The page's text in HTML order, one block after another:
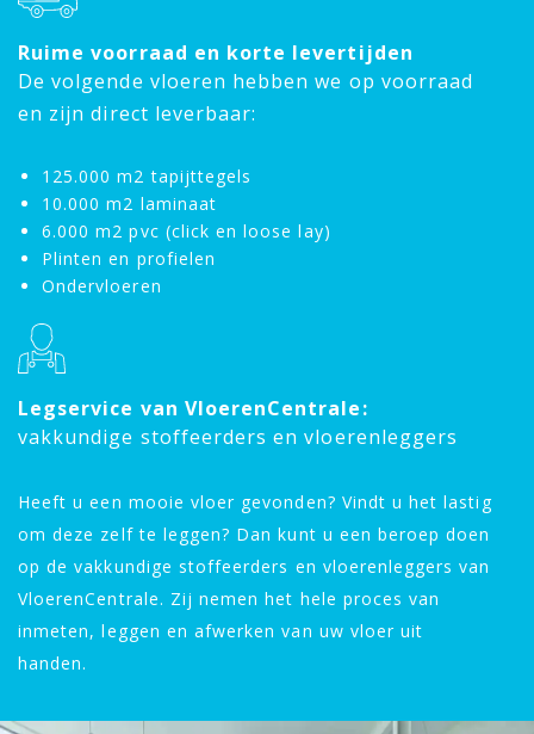
Ruime voorraad en korte levertijden
De volgende vloeren hebben we op voorraad
en zijn direct leverbaar:
125.000 m2 tapijttegels
10.000 m2 laminaat
6.000 m2 pvc (click en loose lay)
Plinten en profielen
Ondervloeren
Legservice van VloerenCentrale:
vakkundige stoffeerders en vloerenleggers
Heeft u een mooie vloer gevonden? Vindt u het lastig
om deze zelf te leggen? Dan kunt u een beroep doen
op de vakkundige stoffeerders en vloerenleggers van
VloerenCentrale. Zij nemen het hele proces van
inmeten, leggen en afwerken van uw vloer uit
handen.